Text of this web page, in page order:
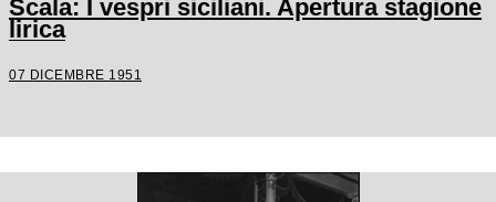
Scala: I vespri siciliani. Apertura stagione
lirica
07 DICEMBRE 1951